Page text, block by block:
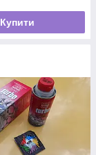
Купити